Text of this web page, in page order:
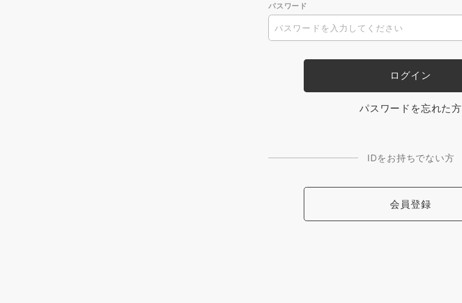
パスワード
パスワードを忘れた方
IDをお持ちでない方
会員登録